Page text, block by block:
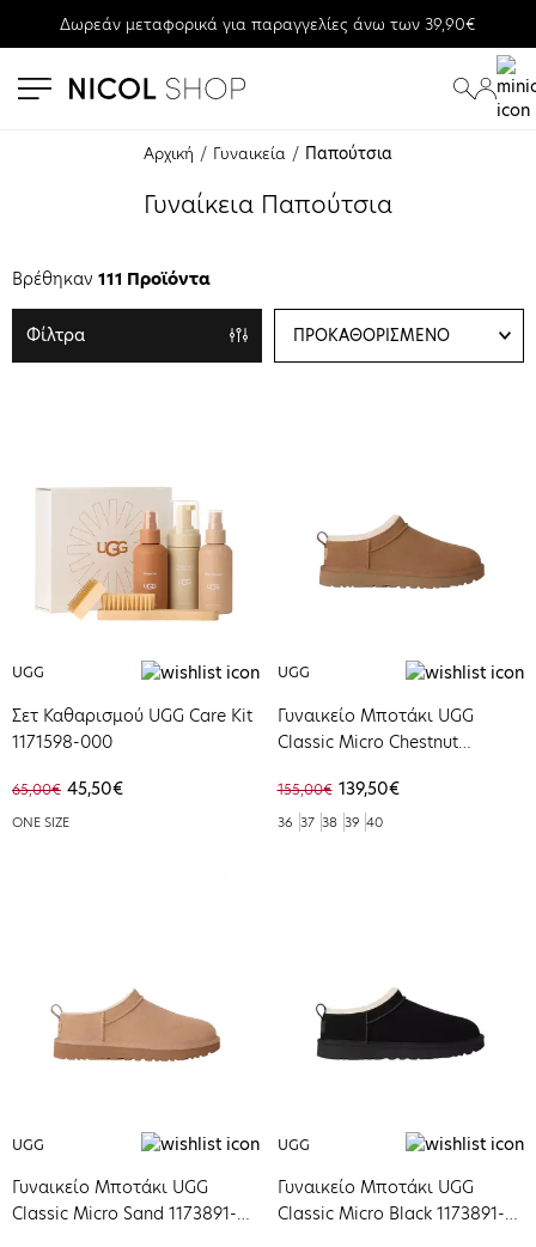
Δωρεάν μεταφορικά για παραγγελίες άνω των 39,90€
Αρχική Γυναικεία Παπούτσια
Γυναίκεια Παπούτσια
Βρέθηκαν 111 Προϊόντα
Φίλτρα
UGG
Σετ Καθαρισμού UGG Care Kit
1171598-000
65,00€ 45,50€
ONE SIZE
UGG
Γυναικείο Μποτάκι UGG
Classic Micro Chestnut
155,00€ 139,50€
36 37 38 39 40
UGG
Γυναικείο Μποτάκι UGG
Classic Micro Sand 1173891-
UGG
Γυναικείο Μποτάκι UGG
Classic Micro Black 1173891-